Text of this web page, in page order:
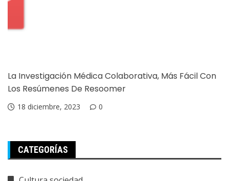
La Investigación Médica Colaborativa, Más Fácil Con
Los Resúmenes De Resoomer
18 diciembre, 2023 0
CATEGORÍAS